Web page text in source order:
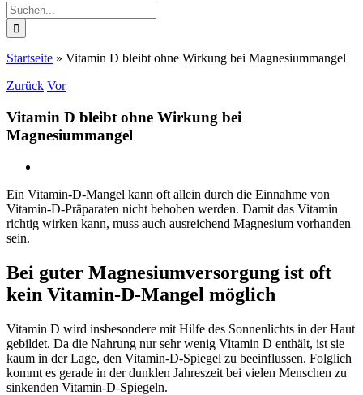
Suche
nach:
Startseite » Vitamin D bleibt ohne Wirkung bei Magnesiummangel
Zurück Vor
Vitamin D bleibt ohne Wirkung bei
Magnesiummangel
Bild
Ein Vitamin-D-Mangel kann oft allein durch die Einnahme von
Vitamin-D-Präparaten nicht behoben werden. Damit das Vitamin
richtig wirken kann, muss auch ausreichend Magnesium vorhanden
sein.
Bei guter Magnesiumversorgung ist oft
kein Vitamin-D-Mangel möglich
Vitamin D wird insbesondere mit Hilfe des Sonnenlichts in der Haut
gebildet. Da die Nahrung nur sehr wenig Vitamin D enthält, ist sie
kaum in der Lage, den Vitamin-D-Spiegel zu beeinflussen. Folglich
kommt es gerade in der dunklen Jahreszeit bei vielen Menschen zu
sinkenden Vitamin-D-Spiegeln.